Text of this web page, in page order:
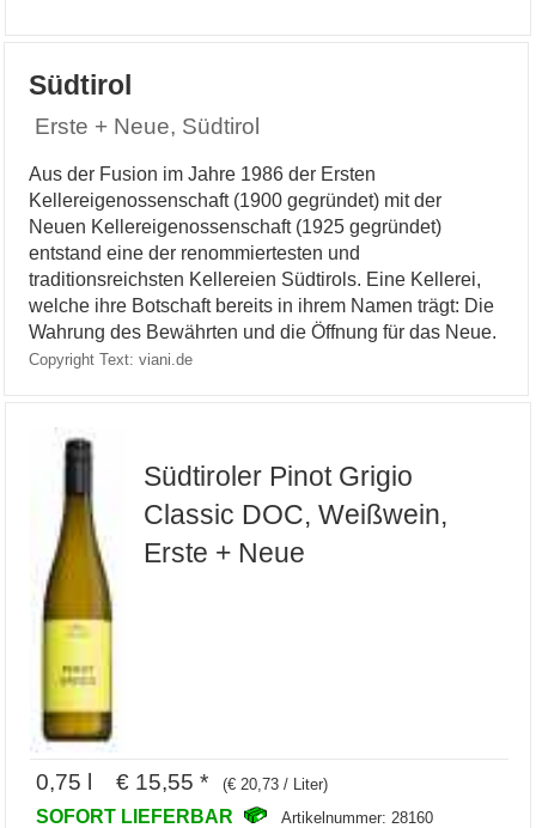
Südtirol
Erste + Neue, Südtirol
Aus der Fusion im Jahre 1986 der Ersten
Kellereigenossenschaft (1900 gegründet) mit der
Neuen Kellereigenossenschaft (1925 gegründet)
entstand eine der renommiertesten und
traditionsreichsten Kellereien Südtirols. Eine Kellerei,
welche ihre Botschaft bereits in ihrem Namen trägt: Die
Wahrung des Bewährten und die Öffnung für das Neue.
Copyright Text: viani.de
Südtiroler Pinot Grigio
Classic DOC, Weißwein,
Erste + Neue
0,75 l € 15,55 * (€ 20,73 / Liter)
SOFORT LIEFERBAR Artikelnummer: 28160